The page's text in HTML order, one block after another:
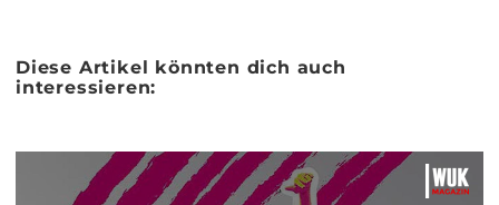
Diese Artikel könnten dich auch
interessieren: